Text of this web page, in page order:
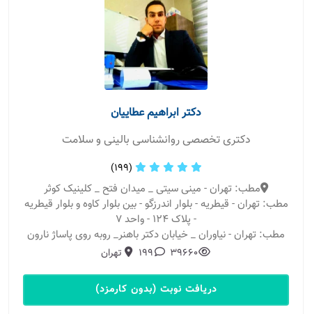
دکتر ابراهیم عطاییان
دکتری تخصصی روانشناسی بالینی و سلامت
(199)
مطب: تهران - مینی سیتی _ میدان فتح _ کلینیک کوثر
مطب: تهران - قیطریه - بلوار اندرزگو - بین بلوار کاوه و بلوار قیطریه
- پلاک 124 - واحد 7
مطب: تهران - نیاوران _ خیابان دکتر باهنر_ روبه روی پاساژ نارون
39660
199 تهران
دریافت نوبت (بدون کارمزد)